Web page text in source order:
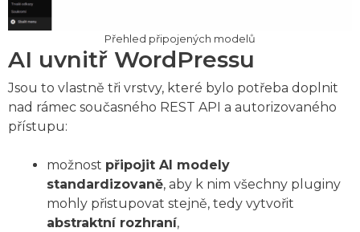
Přehled připojených modelů
AI uvnitř WordPressu
Jsou to vlastně tři vrstvy, které bylo potřeba doplnit
nad rámec současného REST API a autorizovaného
přístupu:
možnost připojit AI modely
standardizovaně, aby k nim všechny pluginy
mohly přistupovat stejně, tedy vytvořit
abstraktní rozhraní,